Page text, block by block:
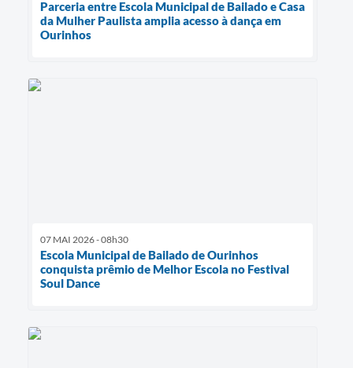
Parceria entre Escola Municipal de Bailado e Casa
da Mulher Paulista amplia acesso à dança em
Ourinhos
07 MAI 2026 - 08h30
Escola Municipal de Bailado de Ourinhos
conquista prêmio de Melhor Escola no Festival
Soul Dance